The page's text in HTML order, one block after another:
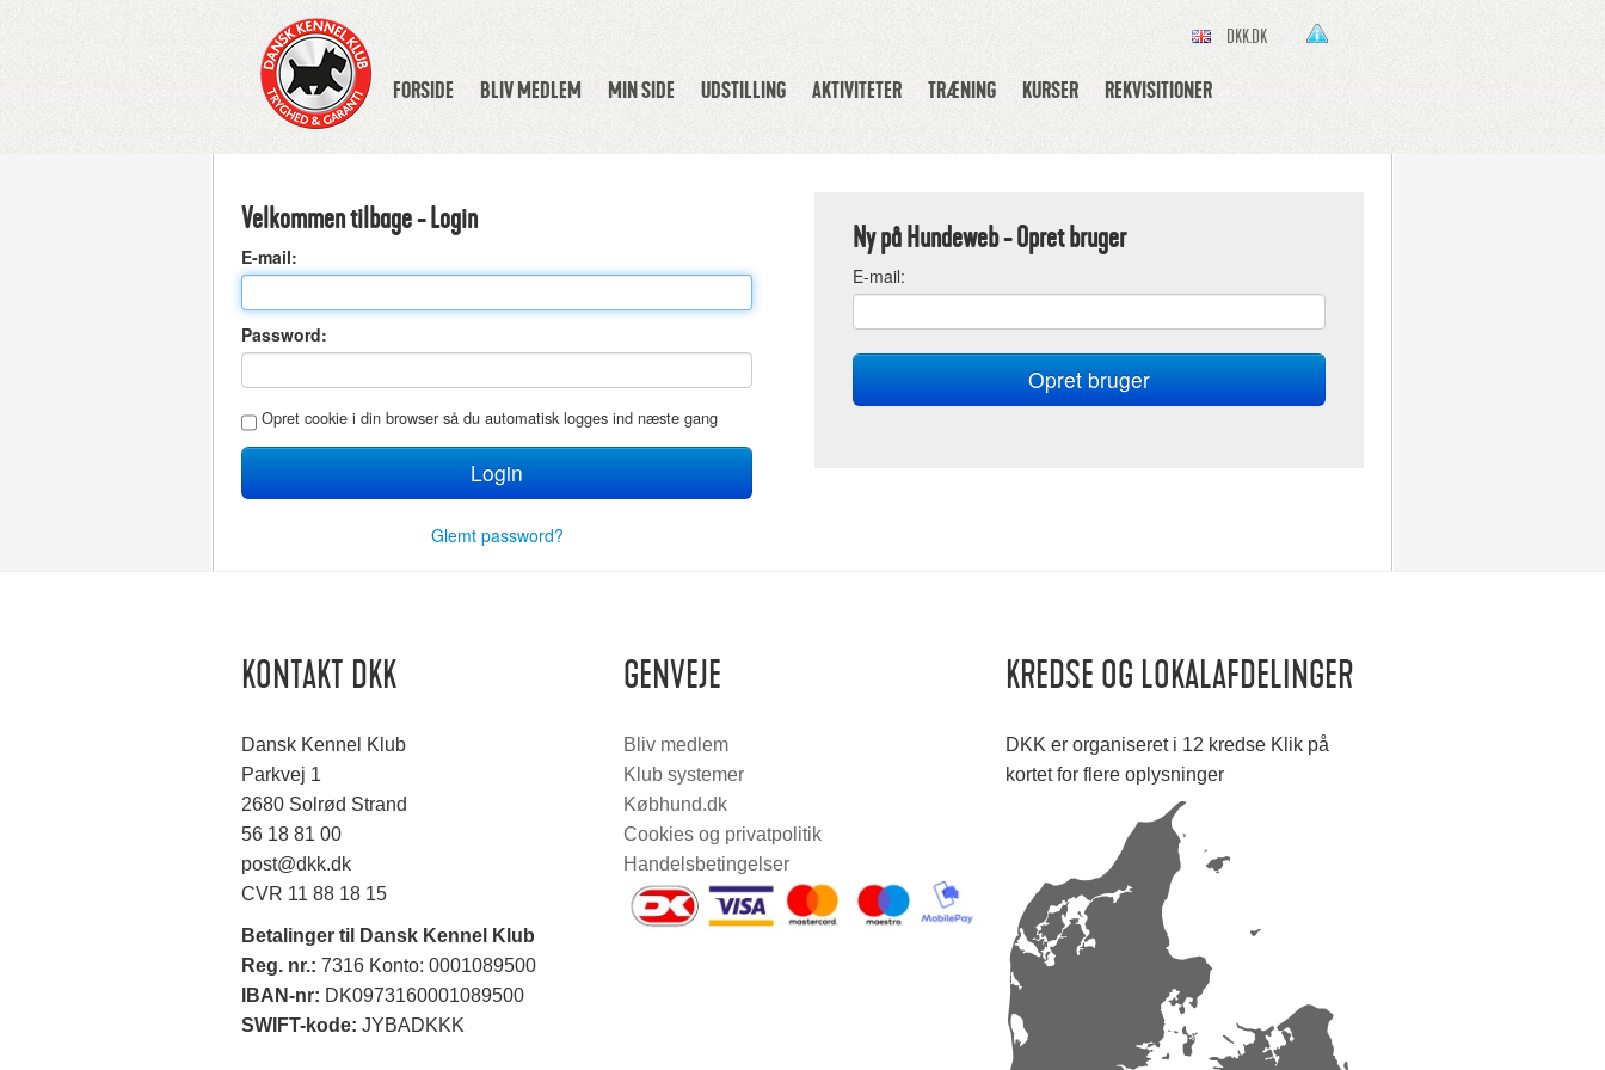
DKK.DK
FORSIDE BLIV MEDLEM MIN SIDE UDSTILLING AKTIVITETER TRÆNING KURSER REKVISITIONER
Velkommen tilbage - Login
E-mail:
Password:
Opret cookie i din browser så du automatisk logges ind næste gang
Glemt password?
Ny på Hundeweb - Opret bruger
E-mail:
KONTAKT DKK
Dansk Kennel Klub
Parkvej 1
2680 Solrød Strand
56 18 81 00
post@dkk.dk
CVR 11 88 18 15
Betalinger til Dansk Kennel Klub
Reg. nr.: 7316 Konto: 0001089500
IBAN-nr: DK0973160001089500
SWIFT-kode: JYBADKKK
GENVEJE
Bliv medlem
Klub systemer
Købhund.dk
Cookies og privatpolitik
Handelsbetingelser
KREDSE OG LOKALAFDELINGER
DKK er organiseret i 12 kredse Klik på
kortet for flere oplysninger